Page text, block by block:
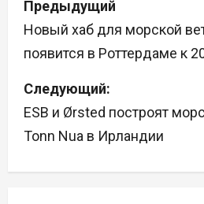
а
в
и
г
Предыдущий
Новый хаб для морской
появится в Роттердаме к
Следующий:
ESB и Ørsted построят
Tonn Nua в Ирландии